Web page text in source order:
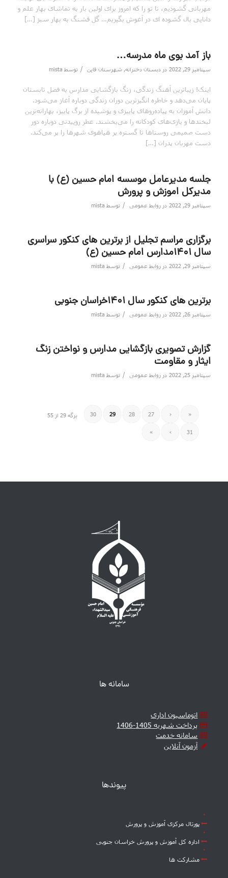
مهربانی گشودیم، تا تو را که امروز برای اولین بار به تماشای بهار علم و
دانایی بال گشوده ای در آغوش بگیریم… گل قشنگ به بهار سبز […]
باز آمد بوی ماه مدرسه…
سپتامبر 29, 2022 در دبستان دخترانه, شهرستان قاین / توسط mista
اینک! زیباترین آهنگ زندگی، زنگ بازگشایی مدارس به فصل تابستان
پایان می‌دهد و خاطره انگیزترین دوران زندگی دوباره آغاز می‌شود.
دانش آموزان به پیاده‌رو‌های پاییزی و پوشیده از برگ پاییز، بهارانه‌ترین
لبخند‌ها و بازی‌های کودکانه را می‌بخشند. عطر روییدنی دوباره دور
دست صمیمی روستا‌ها تا گستره پر هیاهوی شهر‌ها را پر می‌کند.
دست مهربان پدران […]
جلسه مدیرعامل موسسه امام حسین (ع) با
مدیرکل اموزش و پرورش
سپتامبر 29, 2022 در روابط عمومی / توسط mista
برگزاری مراسم تجلیل از برترین های کنکور سراسری
سال ۱۴۰۱مدارس امام حسین (ع)
سپتامبر 29, 2022 در روابط عمومی / توسط mista
برترین های کنکور سال 1401خراسان جنوبی
سپتامبر 26, 2022 در روابط عمومی / توسط mista
گزارش تصویری بازگشایی مدارس و نواختن زنگ
ایثار و مقاومت
سپتامبر 25, 2022 در روابط عمومی / توسط mista
برگه 29 از 55 «
‹
27
28
29
30
31
›
»
سامانه ها
اتوماسیون اداری
پرداخت شهریه 1405-1406
سامانه خدمت
آزمون آنلاین
پیوندها
پورتال مرکزی آموزش و پرورش
اداره کل آموزش و پرورش خراسان جنوبی
مشارکت ها